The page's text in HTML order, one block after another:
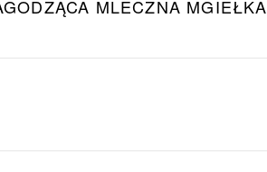
MLECZNA MGIEŁKA